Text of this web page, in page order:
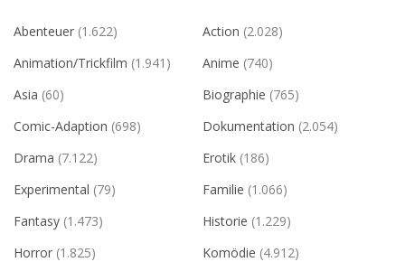
Abenteuer (1.622) Action (2.028)
Animation/Trickfilm (1.941) Anime (740)
Asia (60) Biographie (765)
Comic-Adaption (698) Dokumentation (2.054)
Drama (7.122) Erotik (186)
Experimental (79) Familie (1.066)
Fantasy (1.473) Historie (1.229)
Horror (1.825) Komödie (4.912)